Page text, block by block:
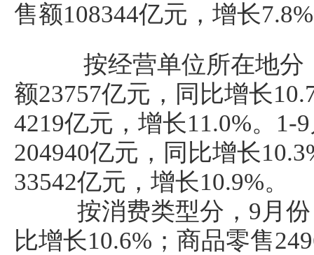
售额108344亿元，增长
按经营单位所在地分
额23757亿元，同比增长
4219亿元，增长11.0%。1-
204940亿元，同比增长
33542亿元，增长10.9%。
按消费类型分，9月份
比增长10.6%；商品零售